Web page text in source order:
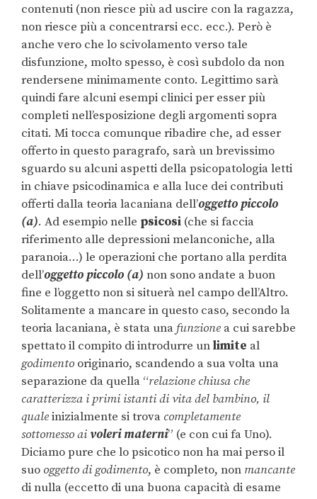
contenuti (non riesce più ad uscire con la ragazza,
non riesce più a concentrarsi ecc. ecc.). Però è
anche vero che lo scivolamento verso tale
disfunzione, molto spesso, è così subdolo da non
rendersene minimamente conto. Legittimo sarà
quindi fare alcuni esempi clinici per esser più
completi nell’esposizione degli argomenti sopra
citati. Mi tocca comunque ribadire che, ad esser
offerto in questo paragrafo, sarà un brevissimo
sguardo su alcuni aspetti della psicopatologia letti
in chiave psicodinamica e alla luce dei contributi
offerti dalla teoria lacaniana dell’oggetto piccolo
(a). Ad esempio nelle psicosi (che si faccia
riferimento alle depressioni melanconiche, alla
paranoia…) le operazioni che portano alla perdita
dell’oggetto piccolo (a) non sono andate a buon
fine e l’oggetto non si situerà nel campo dell’Altro.
Solitamente a mancare in questo caso, secondo la
teoria lacaniana, è stata una funzione a cui sarebbe
spettato il compito di introdurre unlimite al
godimento originario, scandendo a sua volta una
separazione da quella “relazione chiusa che
caratterizza i primi istanti di vita del bambino, il
qualeinizialmente si trova completamente
sottomesso ai voleri materni” (e con cui fa Uno).
Diciamo pure che lo psicotico non ha mai perso il
suo oggetto di godimento, è completo, non mancante
di nulla (eccetto di una buona capacità di esame